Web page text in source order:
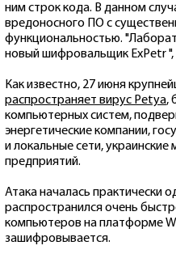
ним строк кода. В данном
вредоносного ПО с
функциональностью.
новый шифровальщик ExPetr
Как известно, 27 июня
распространяет вирус Petya,
компьютерных систем,
энергетические компании,
и локальные сети,
предприятий.
Атака началась практически
распространился очень
компьютеров на платформе
зашифровывается.